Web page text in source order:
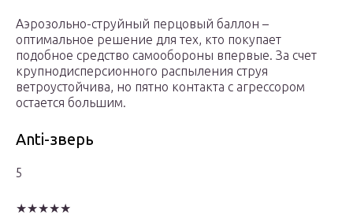
Аэрозольно-струйный перцовый баллон –
оптимальное решение для тех, кто покупает
подобное средство самообороны впервые. За счет
крупнодисперсионного распыления струя
ветроустойчива, но пятно контакта с агрессором
остается большим.
Anti-зверь
5
★★★★★